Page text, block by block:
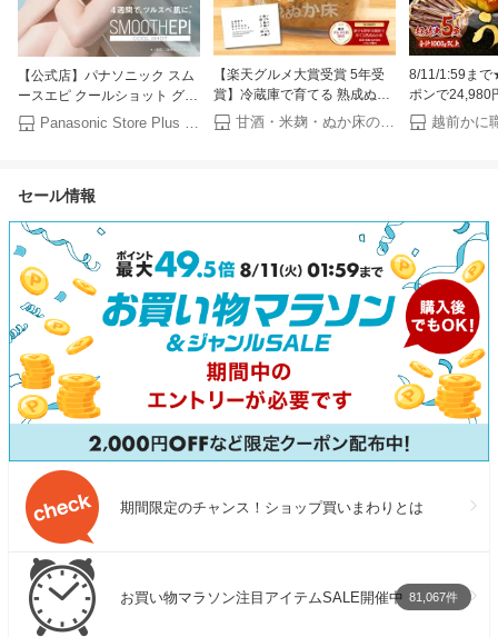
【公式店】パナソニック スム
ースエピ クールショット グレ
ー ES-WH8C-H 無料ギフトラ
ッピング Panasonic Store
パナソニックが手掛ける脱毛
Panasonic Store Plus 楽天市場店
【楽天グルメ大賞受賞 5年受
賞】冷蔵庫で育てる 熟成ぬか
床 スタートセット 送料無料
ガイドブック付き 1000円ポッ
甘酒・米麹・ぬか床のこうじや里村
8/11/1:59ま
ポンで24,980
11,241円！お
な 国産 うな
セール情報
期間限定のチャンス！ショップ買いまわりとは
お買い物マラソン注目アイテムSALE開催中 81,067件